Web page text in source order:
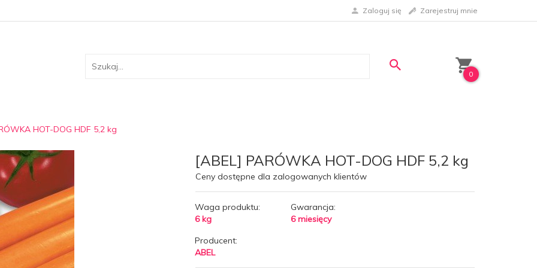
Zaloguj się Zarejestruj mnie
0
HOT-DOG HDF 5,2 kg
[ABEL] PARÓWKA HOT-DOG HDF 5,2 kg
Ceny dostępne dla zalogowanych klientów
Waga produktu:
6 kg
Gwarancja:
6 miesięcy
Producent:
ABEL